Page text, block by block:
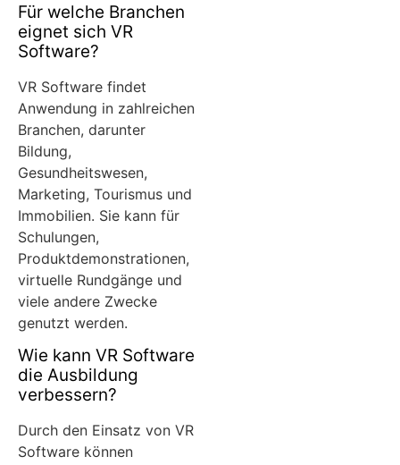
Für welche Branchen
eignet sich VR
Software?
VR Software findet
Anwendung in zahlreichen
Branchen, darunter
Bildung,
Gesundheitswesen,
Marketing, Tourismus und
Immobilien. Sie kann für
Schulungen,
Produktdemonstrationen,
virtuelle Rundgänge und
viele andere Zwecke
genutzt werden.
Wie kann VR Software
die Ausbildung
verbessern?
Durch den Einsatz von VR
Software können